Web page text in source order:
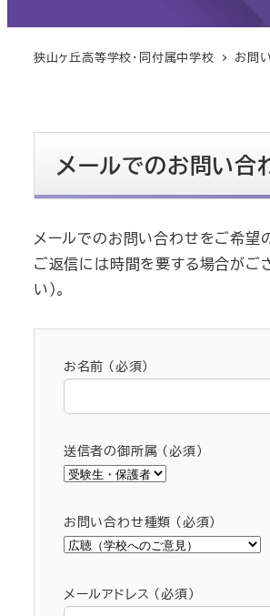
狭山ヶ丘高等学校・同付属中学校 お問
メールでのお問い合
メールでのお問い合わせをご希望
ご返信には時間を要する場合がご
い）。
お名前 (必須)
送信者の御所属 (必須)
お問い合わせ種類 (必須)
メールアドレス (必須)